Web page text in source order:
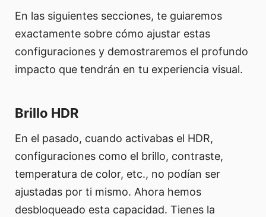
En las siguientes secciones, te guiaremos
exactamente sobre cómo ajustar estas
configuraciones y demostraremos el profundo
impacto que tendrán en tu experiencia visual.
Brillo HDR
En el pasado, cuando activabas el HDR,
configuraciones como el brillo, contraste,
temperatura de color, etc., no podían ser
ajustadas por ti mismo. Ahora hemos
desbloqueado esta capacidad. Tienes la